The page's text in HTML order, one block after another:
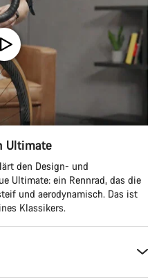
Ultimate
den Design- und
Ultimate: ein Rennrad, das die
und aerodynamisch. Das ist
Klassikers.